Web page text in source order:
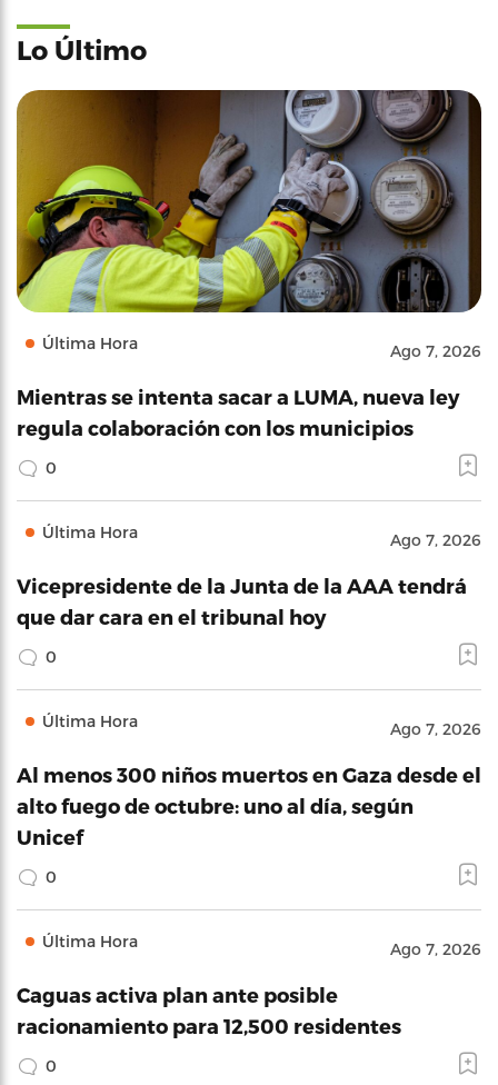
Lo Último
Última Hora Ago 7, 2026
Mientras se intenta sacar a LUMA, nueva ley
regula colaboración con los municipios
0
Última Hora Ago 7, 2026
Vicepresidente de la Junta de la AAA tendrá
que dar cara en el tribunal hoy
0
Última Hora Ago 7, 2026
Al menos 300 niños muertos en Gaza desde el
alto fuego de octubre: uno al día, según
Unicef
0
Última Hora Ago 7, 2026
Caguas activa plan ante posible
racionamiento para 12,500 residentes
0